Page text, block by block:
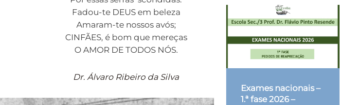
Fadou-te DEUS em beleza
Amaram-te nossos avós;
CINFÃES, é bom que mereças
O AMOR DE TODOS NÓS.
Dr. Álvaro Ribeiro da Silva
Exames nacionais –
1.ª fase 2026 –